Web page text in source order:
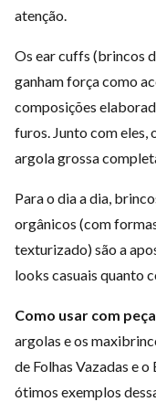
atenção.
Os ear cuffs (brincos
ganham força como
composições
furos. Junto com eles,
argola grossa
Para o dia a dia,
orgânicos (com
texturizado) são a
looks casuais quanto
Como usar com
argolas e os
de Folhas Vazadas e
ótimos exemplos